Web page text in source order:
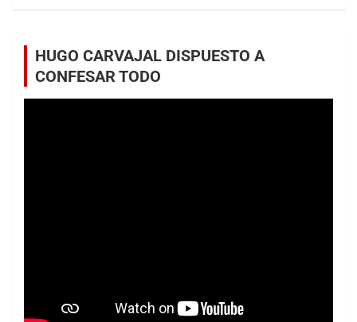
HUGO CARVAJAL DISPUESTO A
CONFESAR TODO